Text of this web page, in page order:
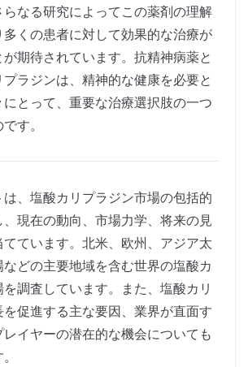
らなる研究によってこの薬剤の理解
くの患者に対して効果的な治療が
期待されています。抗精神病薬と
プラジンは、精神的な健康を必要と
とって、重要な治療選択肢の一つ
す。
、塩酸カリプラジン市場の包括的
現在の動向、市場力学、将来の見
ています。北米、欧州、アジア太
どの主要地域を含む世界の塩酸カ
調査しています。また、塩酸カリ
促進する主な要因、業界が直面す
イヤーの潜在的な機会についても